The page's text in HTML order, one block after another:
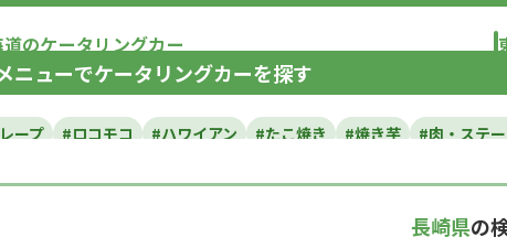
のケータリングカー
ニューでケータリングカーを探す
ープ #ロコモコ #ハワイアン #たこ焼き #焼き芋 #肉・ステ
#ローストビーフ
長崎県の